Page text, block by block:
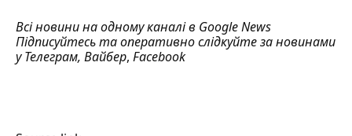
Всі новини на одному каналі в Google News
Підписуйтесь та оперативно слідкуйте за новинами
уТелеграм, Вайбер, Facebook